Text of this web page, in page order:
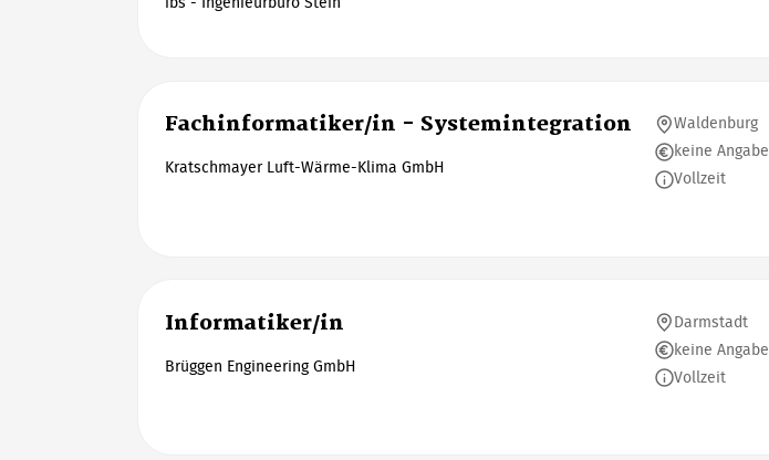
Fachinformatiker/in - Systemintegration
Kratschmayer Luft-Wärme-Klima GmbH
Waldenburg
keine Angabe
Vollzeit
Informatiker/in
Brüggen Engineering GmbH
Darmstadt
keine Angabe
Vollzeit